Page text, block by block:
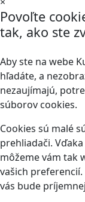
Povoľte
tak, ako ste
Aby ste na webe
hľadáte, a
nezaujímajú,
súborov cookies.
Cookies sú malé
prehliadači.
môžeme vám tak
vašich
vás bude